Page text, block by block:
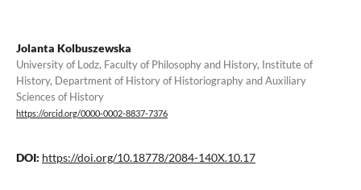
Jolanta Kolbuszewska
University of Lodz, Faculty of Philosophy and History, Institute of
History, Department of History of Historiography and Auxiliary
Sciences of History
https://orcid.org/0000-0002-8837-7376
DOI: https://doi.org/10.18778/2084-140X.10.17